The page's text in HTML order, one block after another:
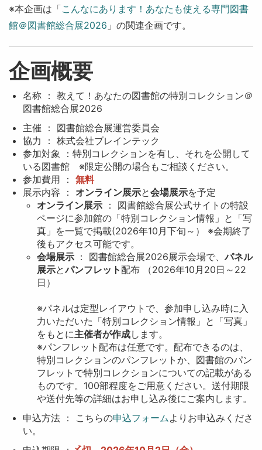
※本企画は「こんなにあります！あなたも使える専門図書
館＠図書館総合展2026 」の関連企画です。
企画概要
名称 ： 教えて！あなたの図書館の特別コレクション＠
図書館総合展2026
主催 ： 図書館総合展運営委員会
協力 ： 株式会社ブレインテック
参加対象 ：特別コレクションを有し、それを公開して
いる図書館 ※限定公開の場合もご相談ください。
参加費用 ： 無料
展示内容 ： オンライン展示と会場展示を予定
オンライン展示： 図書館総合展公式サイトの特設
ページに参加館の「特別コレクション情報」と「写
真」を一覧で掲載(2026年10月下旬～） ※会期終了
後もアクセス可能です。
会場展示 ： 図書館総合展2026展示会場で、パネル
展示とパンフレット配布 （2026年10月20日～22
日）
※パネルは定型レイアウトで、参加申し込み時に入
力いただいた「特別コレクション情報」と「写真」
をもとに主催者が作成します。
※パンフレット配布は任意です。配布できるのは、
特別コレクションのパンフレットか、図書館のパン
フレットで特別コレクションについての記載がある
ものです。100部程度をご用意ください。送付期限
や送付先等の詳細はお申し込み後にご案内します。
申込方法 ： こちらの申込フォームよりお申込みくださ
い。